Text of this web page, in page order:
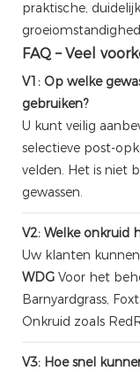
praktische,
FAQ – Veel
V1: Op welke
gebruiken?
U kunt veilig
selectieve post-
velden. Het is niet
gewassen.
V2: Welke onkruid
Uw klanten
WDG Voor het
Barnyardgrass,
Onkruid zoals
V3: Hoe snel